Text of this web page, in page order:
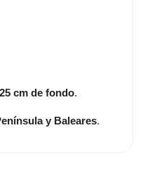
cm de fondo.
y Baleares.